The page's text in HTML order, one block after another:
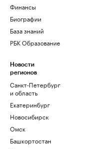
Финансы
Биографии
База знаний
РБК Образование
Новости
регионов
Санкт-Петербург
и область
Екатеринбург
Новосибирск
Омск
Башкортостан